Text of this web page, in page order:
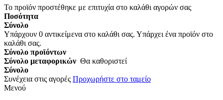
Το προϊόν προστέθηκε με επιτυχία στο καλάθι αγορών σας
Ποσότητα
Σύνολο
Υπάρχουν 0 αντικείμενα στο καλάθι σας. Υπάρχει ένα προϊόν στο
καλάθι σας.
Σύνολο προϊόντων
Σύνολο μεταφορικών Θα καθοριστεί
Σύνολο
Συνέχεια στις αγορές Προχωρήστε στο ταμείο
Μενού